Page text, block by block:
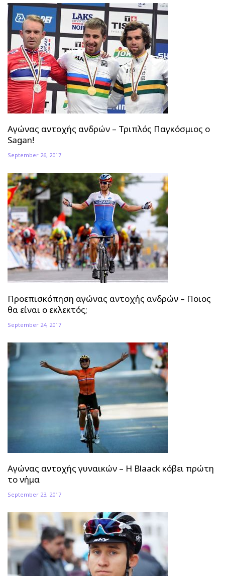
Αγώνας αντοχής ανδρών – Τριπλός Παγκόσμιος ο
Sagan!
September 26, 2017
Προεπισκόπηση αγώνας αντοχής ανδρών – Ποιος
θα είναι ο εκλεκτός;
September 24, 2017
Αγώνας αντοχής γυναικών – Η Blaack κόβει πρώτη
το νήμα
September 23, 2017